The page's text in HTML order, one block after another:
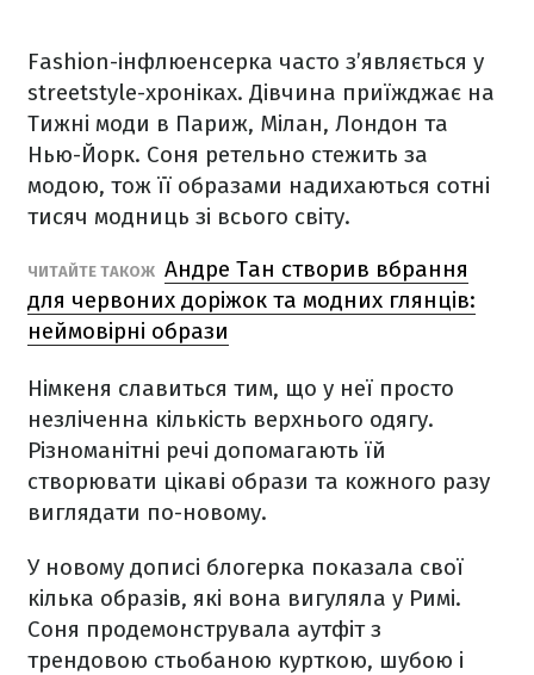
Fashion-інфлюенсерка часто з’являється у
streetstyle-хроніках. Дівчина приїжджає на
Тижні моди в Париж, Мілан, Лондон та
Нью-Йорк. Соня ретельно стежить за
модою, тож її образами надихаються сотні
тисяч модниць зі всього світу.
ЧИТАЙТЕ ТАКОЖ Андре Тан створив вбрання
для червоних доріжок та модних глянців:
неймовірні образи
Німкеня славиться тим, що у неї просто
незліченна кількість верхнього одягу.
Різноманітні речі допомагають їй
створювати цікаві образи та кожного разу
виглядати по-новому.
У новому дописі блогерка показала свої
кілька образів, які вона вигуляла у Римі.
Соня продемонструвала аутфіт з
трендовою стьобаною курткою, шубою і